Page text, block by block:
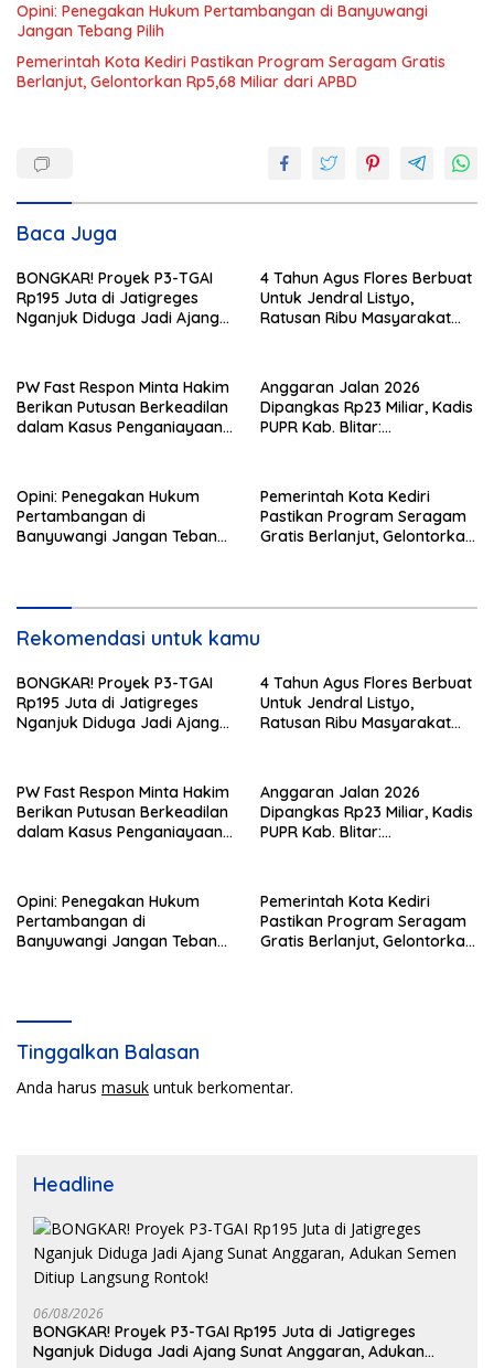
Opini: Penegakan Hukum Pertambangan di Banyuwangi
Jangan Tebang Pilih
Pemerintah Kota Kediri Pastikan Program Seragam Gratis
Berlanjut, Gelontorkan Rp5,68 Miliar dari APBD
Baca Juga
BONGKAR! Proyek P3-TGAI
Rp195 Juta di Jatigreges
Nganjuk Diduga Jadi Ajang
Rontok!
4 Tahun Agus Flores Berbuat
Untuk Jendral Listyo,
Ratusan Ribu Masyarakat
PW Fast Respon Minta Hakim
Berikan Putusan Berkeadilan
dalam Kasus Penganiayaan
Anggaran Jalan 2026
Dipangkas Rp23 Miliar, Kadis
PUPR Kab. Blitar:
Opini: Penegakan Hukum
Pertambangan di
Banyuwangi Jangan Tebang
Pemerintah Kota Kediri
Pastikan Program Seragam
Gratis Berlanjut, Gelontorkan
Rekomendasi untuk kamu
BONGKAR! Proyek P3-TGAI
Rp195 Juta di Jatigreges
Nganjuk Diduga Jadi Ajang
Rontok!
4 Tahun Agus Flores Berbuat
Untuk Jendral Listyo,
Ratusan Ribu Masyarakat
PW Fast Respon Minta Hakim
Berikan Putusan Berkeadilan
dalam Kasus Penganiayaan
Anggaran Jalan 2026
Dipangkas Rp23 Miliar, Kadis
PUPR Kab. Blitar:
Opini: Penegakan Hukum
Pertambangan di
Banyuwangi Jangan Tebang
Pemerintah Kota Kediri
Pastikan Program Seragam
Gratis Berlanjut, Gelontorkan
Tinggalkan Balasan
Anda harus masuk untuk berkomentar.
Headline
06/08/2026
BONGKAR! Proyek P3-TGAI Rp195 Juta di Jatigreges
Nganjuk Diduga Jadi Ajang Sunat Anggaran, Adukan